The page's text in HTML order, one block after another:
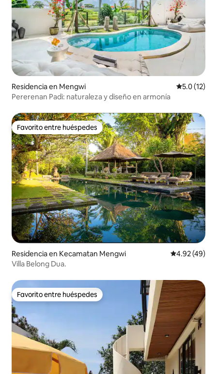
Residencia en Mengwi Calificación
5.0 (12)
Pererenan Padi: naturaleza y diseño en armonía
Favorito entre huéspedes
Favorito entre huéspedes
Residencia en Kecamatan Mengwi Calificación
4.92 (49)
Villa Belong Dua.
Favorito entre huéspedes
Favorito entre huéspedes